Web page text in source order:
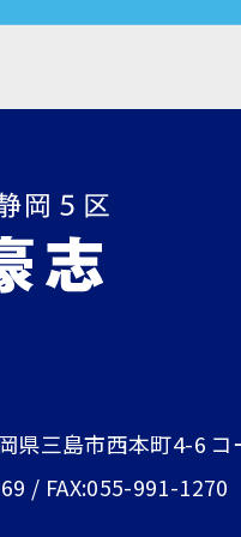
三島市西本町4-6 コ
/ FAX:055-991-1270